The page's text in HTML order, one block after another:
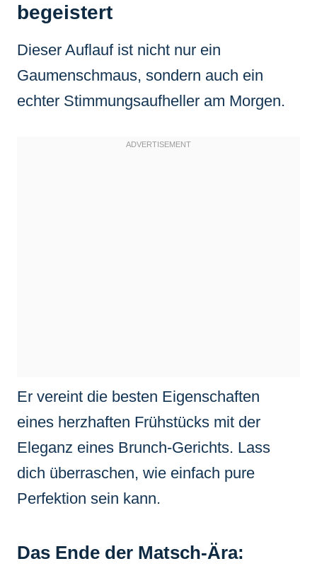
begeistert
Dieser Auflauf ist nicht nur ein
Gaumenschmaus, sondern auch ein
echter Stimmungsaufheller am Morgen.
Er vereint die besten Eigenschaften
eines herzhaften Frühstücks mit der
Eleganz eines Brunch-Gerichts. Lass
dich überraschen, wie einfach pure
Perfektion sein kann.
Das Ende der Matsch-Ära: